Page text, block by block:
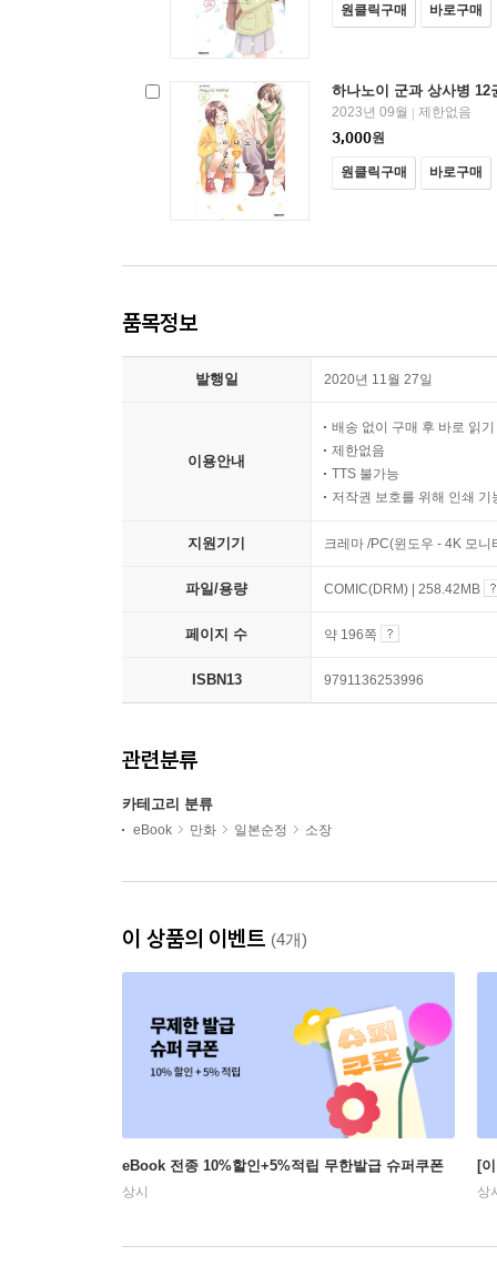
원클릭구매 바로구매
하나노이 군과 상사병 12
2023년 09월 | 제한없음
3,000원
원클릭구매 바로구매
품목정보
발행일 2020년 11월 27일
이용안내
배송 없이 구매 후 바로 읽기
제한없음
TTS 불가능
저작권 보호를 위해 인쇄 기
지원기기 크레마 /PC(윈도우 - 4K 모
파일/용량 COMIC(DRM) | 258.42MB
페이지 수 약 196쪽
ISBN13 9791136253996
관련분류
카테고리 분류
eBook 만화 일본순정 소장
이 상품의 이벤트 (4개)
eBook 전종 10%할인+5%적립 무한발급 슈퍼쿠폰
상시
[
상